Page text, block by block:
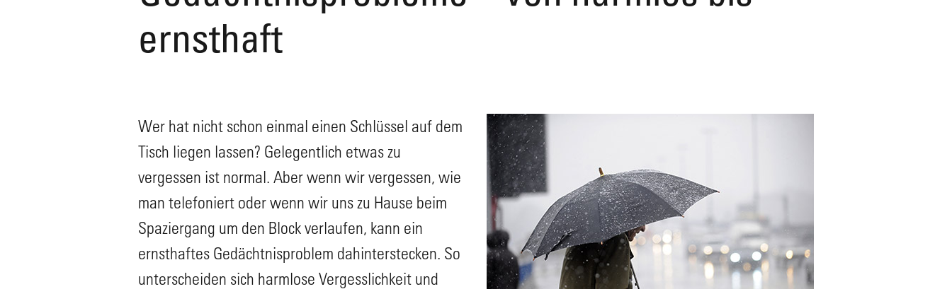
ernsthaft
Wer hat nicht schon einmal einen Schlüssel auf dem
Tisch liegen lassen? Gelegentlich etwas zu
vergessen ist normal. Aber wenn wir vergessen, wie
man telefoniert oder wenn wir uns zu Hause beim
Spaziergang um den Block verlaufen, kann ein
ernsthaftes Gedächtnisproblem dahinterstecken. So
unterscheiden sich harmlose Vergesslichkeit und